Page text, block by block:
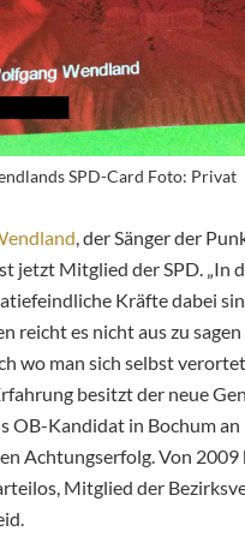
SPD-Card Foto: Privat
, der Sänger der
jetzt Mitglied der SPD. „In
Kräfte dabei
reicht es nicht aus zu
wo man sich selbst
besitzt der neue
OB-Kandidat in Bochum
Achtungserfolg. Von 2009
Mitglied der